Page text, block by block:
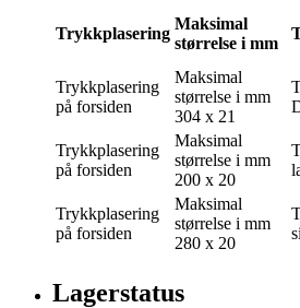
Trykkplasering
Maksimal
størrelse i mm
Trykkplasering
på forsiden
Maksimal
størrelse i mm
304 x 21
Trykkplasering
på forsiden
Maksimal
størrelse i mm
200 x 20
Trykkplasering
på forsiden
Maksimal
størrelse i mm
280 x 20
Lagerstatus